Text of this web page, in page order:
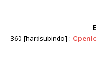
360 [hardsubindo] :